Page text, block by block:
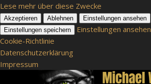
Lese mehr über diese Zwecke
Akzeptieren Ablehnen
Einstellungen ansehen
Einstellungen speichern
Einstellungen ansehen
Cookie-Richtlinie
Datenschutzerklärung
Impressum